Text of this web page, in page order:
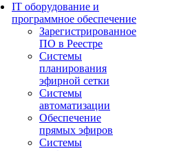
IT оборудование и
программное обеспечение
Зарегистрированное
ПО в Реестре
Системы
планирования
эфирной сетки
Системы
автоматизации
Обеспечение
прямых эфиров
Системы